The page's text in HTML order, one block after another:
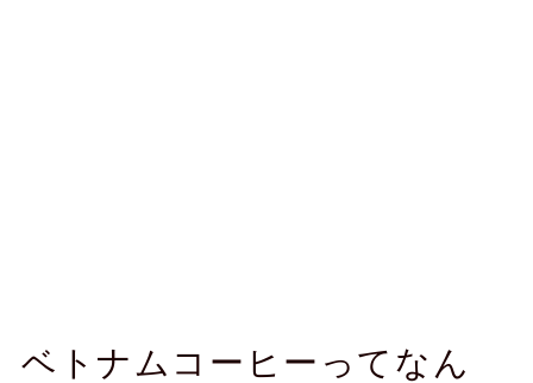
ベトナムコーヒーってなん